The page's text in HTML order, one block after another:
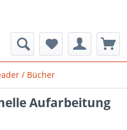
/ Bücher
Aufarbeitung